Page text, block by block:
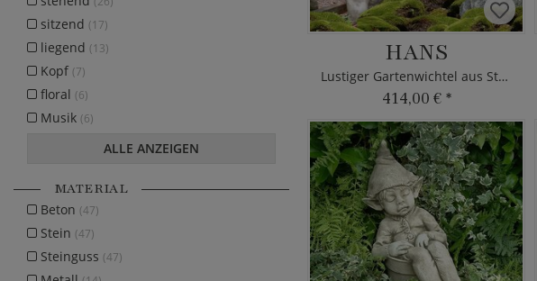
HANS
Lustiger Gartenwichtel aus Steinguss
414,00 € *
sitzend (17)
liegend (13)
Kopf (7)
floral (6)
Musik (6)
ALLE ANZEIGEN
MATERIAL
Beton (47)
Stein (47)
Steinguss (47)